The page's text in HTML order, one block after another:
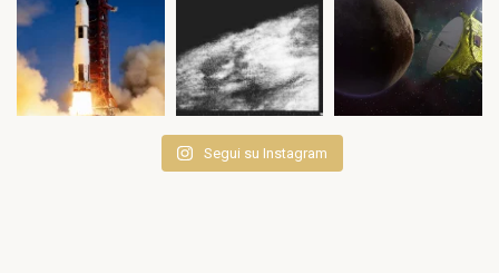
Segui su Instagram